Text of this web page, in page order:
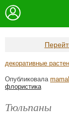
декоративные
Опубликовала
флористика
Тюльпаны